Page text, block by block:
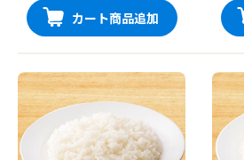
カート商品追加